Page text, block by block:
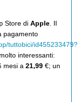
Store di Apple . Il
pagamento
tuttobici/id455233479?
interessanti:
mesi a 21,99 €; un